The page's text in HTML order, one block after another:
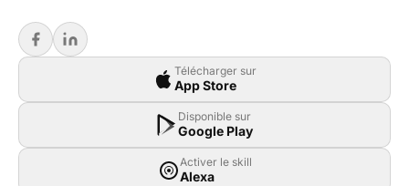
Télécharger sur
App Store
Disponible sur
Google Play
Activer le skill
Alexa